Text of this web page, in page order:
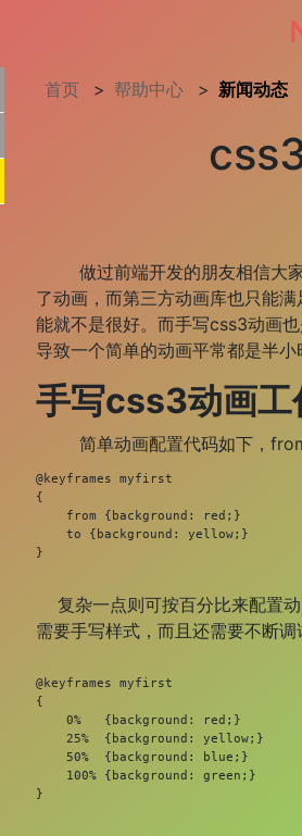
首页 > 帮助中心 > 新闻动态
做过前端开发的朋友相信大家
了动画，而第三方动画库也只能
能就不是很好。而手写css3动画
导致一个简单的动画平常都是半小
手写css3动画工
简单动画配置代码如下，from
@keyframes myfirst
{
    from {background: red;}
    to {background: yellow;}
}
复杂一点则可按百分比来配置
需要手写样式，而且还需要不断调
@keyframes myfirst
{
    0%   {background: red;}
    25%  {background: yellow;}
    50%  {background: blue;}
    100% {background: green;}
}